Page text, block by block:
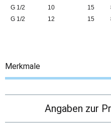
G 1/2
10 15
G 1/2
12 15
Merkmale
Angaben zur